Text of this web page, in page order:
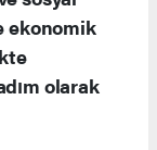
ekonomik
olarak